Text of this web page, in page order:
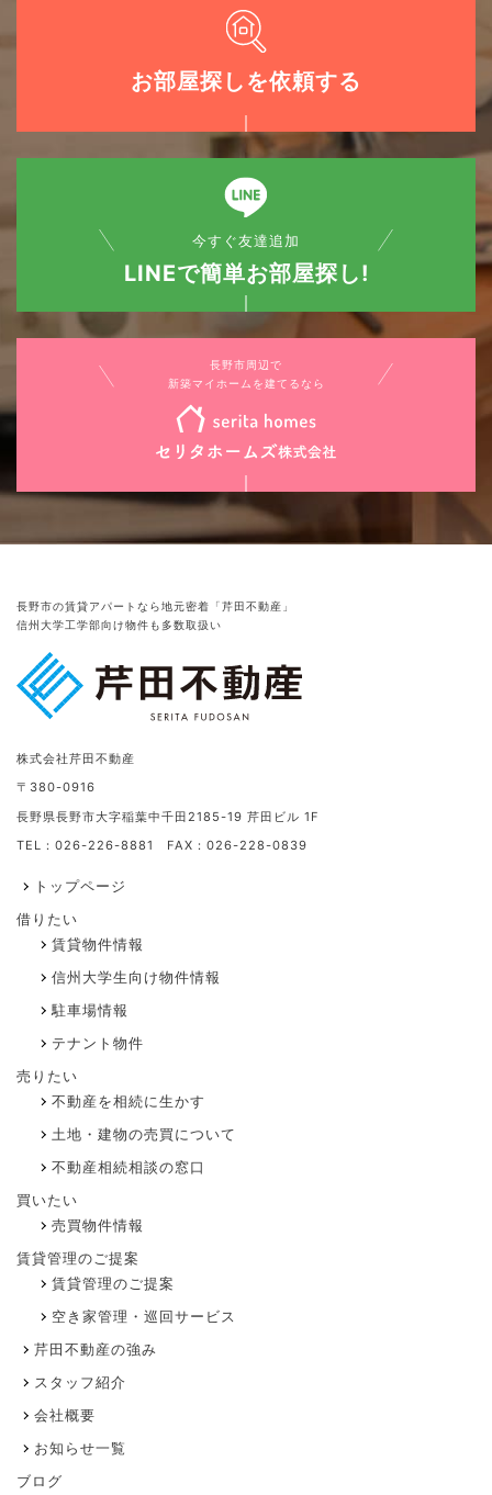
お部屋探しを依頼する
今すぐ友達追加
LINEで簡単お部屋探し!
長野市周辺で
新築マイホームを建てるなら
長野市の賃貸アパートなら地元密着「芹田不動産」
信州大学工学部向け物件も多数取扱い
株式会社芹田不動産
〒380-0916
長野県長野市大字稲葉中千田2185-19 芹田ビル 1F
TEL：026-226-8881 FAX：026-228-0839
トップページ
借りたい
賃貸物件情報
信州大学生向け物件情報
駐車場情報
テナント物件
売りたい
不動産を相続に生かす
土地・建物の売買について
不動産相続相談の窓口
買いたい
売買物件情報
賃貸管理のご提案
賃貸管理のご提案
空き家管理・巡回サービス
芹田不動産の強み
スタッフ紹介
会社概要
お知らせ一覧
ブログ